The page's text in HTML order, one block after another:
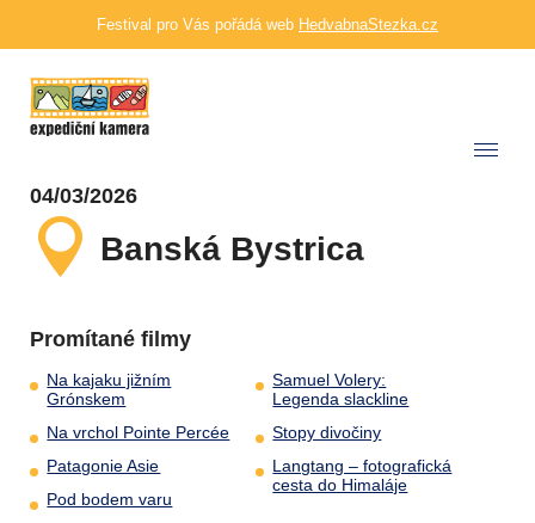
Festival pro Vás pořádá web HedvabnaStezka.cz
04/03/2026
Banská Bystrica
Promítané filmy
Na kajaku jižním
Grónskem
Na vrchol Pointe Percée
Patagonie Asie
Pod bodem varu
Samuel Volery:
Legenda slackline
Stopy divočiny
Langtang – fotografická
cesta do Himaláje